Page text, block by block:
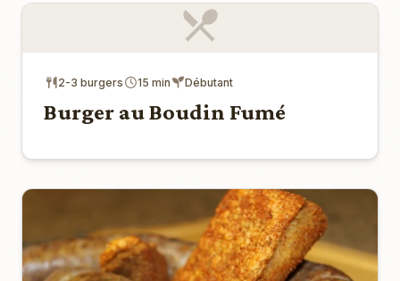
2-3 burgers 15 min Débutant
Burger au Boudin Fumé